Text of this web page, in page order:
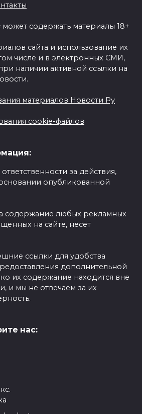
содержать материалы 18+
сайта и использование их
числе и в электронных СМИ,
наличии активной ссылки на
материалов Новости Ру
cookie-файлов
за действия,
опубликованной
содержание любых рекламных
на сайте, несет
ссылки для удобства
дополнительной
их содержание находится вне
и мы не отвечаем за их
нас: